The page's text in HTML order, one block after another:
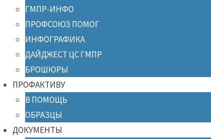
ГМПР-ИНФО
ПРОФСОЮЗ ПОМОГ
ИНФОГРАФИКА
ДАЙДЖЕСТ ЦС ГМПР
БРОШЮРЫ
ПРОФАКТИВУ
В ПОМОЩЬ
ОБРАЗЦЫ
ДОКУМЕНТЫ